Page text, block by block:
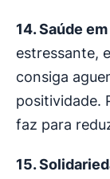
14. Saúde
estressante,
consiga
positividade.
faz para
15.